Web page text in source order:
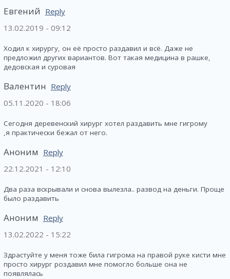
Евгений Reply
13.02.2019 - 09:12
Ходил к хирургу, он её просто раздавил и всё. Даже не
предложил других вариантов. Вот такая медицина в рашке,
дедовская и суровая
Валентин Reply
05.11.2020 - 18:06
Сегодня деревенский хирург хотел раздавить мне гигрому
,я практически бежал от него.
Аноним Reply
22.12.2021 - 12:10
Два раза вскрывали и снова вылезла.. развод на деньги. Проще
было раздавить
Аноним Reply
13.02.2022 - 15:22
Здрастуйте у меня тоже била гигрома на правой руке кисти мне
просто хирург роздавил мне помогло больше она не
появлялась